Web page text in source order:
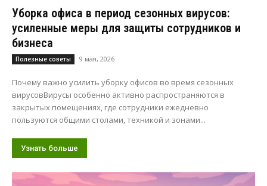
Уборка офиса в период сезонных вирусов:
усиленные меры для защиты сотрудников и
бизнеса
Полезные советы 9 мая, 2026
Почему важно усилить уборку офисов во время сезонных
вирусовВирусы особенно активно распространяются в
закрытых помещениях, где сотрудники ежедневно
пользуются общими столами, техникой и зонами...
Узнать больше